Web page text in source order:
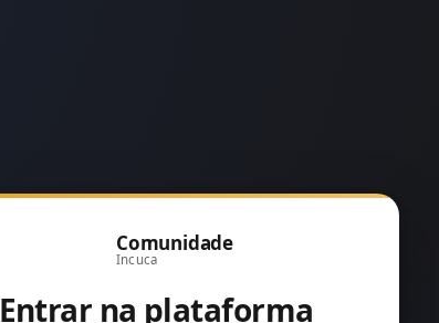
Comunidade
Incuca
Entrar na plataforma